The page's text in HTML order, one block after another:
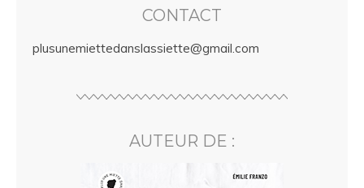
CONTACT
plusunemiettedanslassiette@gmail.com
AUTEUR DE :